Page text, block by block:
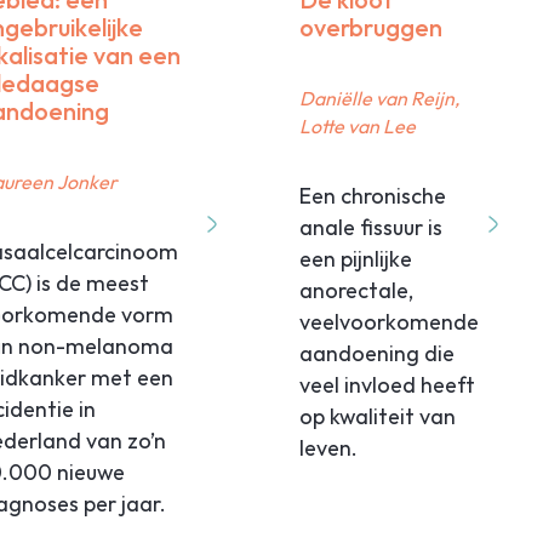
Richtlijnen
Registratie MMC
Standpunten en leidraden
Werkinstructies
Cursorisch onderwijs
Digitale Leeromgeving
(Her)registratie en accreditatie
Opleiding tot dermatoloog
Dermatologendagen
Wetenschappelijke vergadering 2026
Inschrijfformulier wetenschappelijke vergadering
& innovatie
Kennisagenda
NTvDV
van een
Jonker
is de meest
vorm
non-melanoma
met een
in
van zo’n
nieuwe
per jaar.
overbruggen
Daniëlle van Reijn,
Lotte van Lee
Een chronische
anale fissuur is
een pijnlijke
anorectale,
veelvoorkomende
aandoening die
veel invloed heeft
op kwaliteit van
leven.